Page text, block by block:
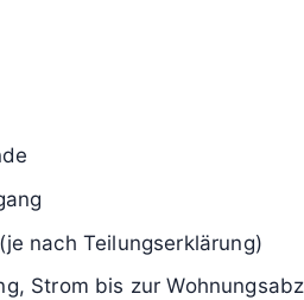
nach Teilungserklärung)
Strom bis zur